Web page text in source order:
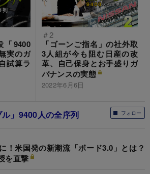
「9400
実のガ
試算ラ
＃2
「ゴーンご指名」の社外取
3人組が今も阻む日産の改
革、自己保身とお手盛りガ
バナンスの実態
2022年6月6日
フォロー
」9400人の全序列
！米国発の新潮流「ボード3.0」とは？
を直撃